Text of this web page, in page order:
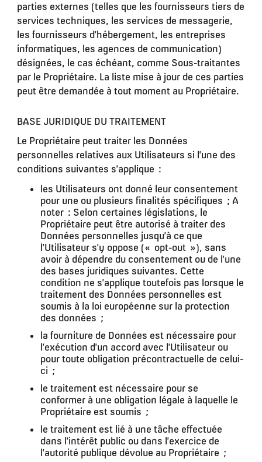
parties externes (telles que les fournisseurs tiers de
services techniques, les services de messagerie,
les fournisseurs d’hébergement, les entreprises
informatiques, les agences de communication)
désignées, le cas échéant, comme Sous-traitantes
par le Propriétaire. La liste mise à jour de ces parties
peut être demandée à tout moment au Propriétaire.
BASE JURIDIQUE DU TRAITEMENT
Le Propriétaire peut traiter les Données
personnelles relatives aux Utilisateurs si l’une des
conditions suivantes s’applique :
les Utilisateurs ont donné leur consentement
pour une ou plusieurs finalités spécifiques ; A
noter : Selon certaines législations, le
Propriétaire peut être autorisé à traiter des
Données personnelles jusqu’à ce que
l’Utilisateur s’y oppose (« opt-out »), sans
avoir à dépendre du consentement ou de l’une
des bases juridiques suivantes. Cette
condition ne s’applique toutefois pas lorsque le
traitement des Données personnelles est
soumis à la loi européenne sur la protection
des données ;
la fourniture de Données est nécessaire pour
l’exécution d’un accord avec l’Utilisateur ou
pour toute obligation précontractuelle de celui-
ci ;
le traitement est nécessaire pour se
conformer à une obligation légale à laquelle le
Propriétaire est soumis ;
le traitement est lié à une tâche effectuée
dans l’intérêt public ou dans l’exercice de
l’autorité publique dévolue au Propriétaire ;